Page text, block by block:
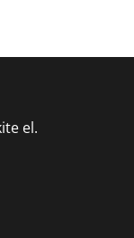
el.